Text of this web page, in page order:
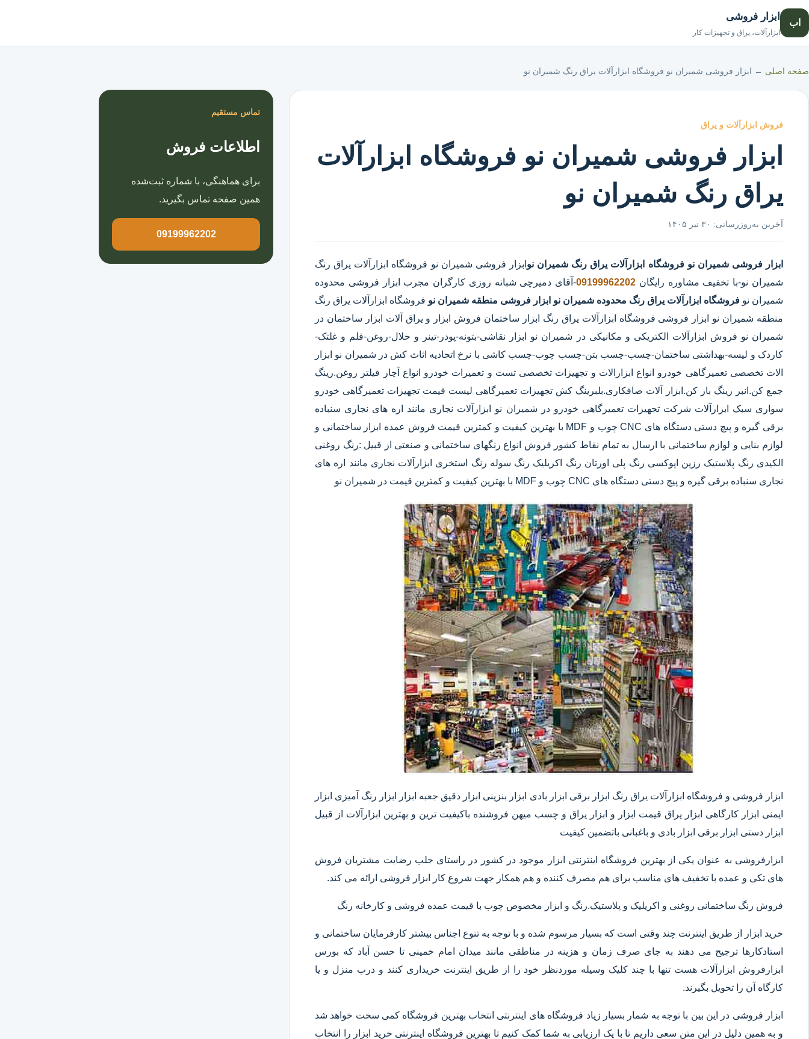
اب
ابزار فروشی
ابزارآلات، یراق و تجهیزات کار
صفحه اصلی ← ابزار فروشی شمیران نو فروشگاه ابزارآلات یراق رنگ شمیران نو
فروش ابزارآلات و یراق
ابزار فروشی شمیران نو فروشگاه ابزارآلات
یراق رنگ شمیران نو
آخرین به‌روزرسانی: ۳۰ تیر ۱۴۰۵
ابزار فروشی شمیران نو فروشگاه ابزارآلات یراق رنگ شمیران نو ابزار فروشی شمیران نو فروشگاه ابزارآلات یراق رنگ
شمیران نو-با تخفیف مشاوره رایگان 09199962202-آقای دمیرچی شبانه روزی کارگران مجرب ابزار فروشی محدوده
شمیران نو فروشگاه ابزارآلات یراق رنگ محدوده شمیران نو ابزار فروشی منطقه شمیران نو فروشگاه ابزارآلات یراق رنگ
منطقه شمیران نو ابزار فروشی فروشگاه ابزارآلات یراق رنگ ابزار ساختمان فروش ابزار و یراق آلات ابزار ساختمان در
شمیران نو فروش ابزارآلات الکتریکی و مکانیکی در شمیران نو ابزار نقاشی-بتونه-پودر-تینر و حلال-روغن-قلم و غلتک-
کاردک و لیسه-بهداشتی ساختمان-چسب-چسب بتن-چسب چوب-چسب کاشی با نرخ اتحادیه اثاث کش در شمیران نو ابزار
الات تخصصی تعمیرگاهی خودرو انواع ابزارالات و تجهیزات تخصصی تست و تعمیرات خودرو انواع آچار فیلتر روغن.رینگ
جمع کن.انبر رینگ باز کن.ابزار آلات صافکاری.بلبرینگ کش تجهیزات تعمیرگاهی لیست قیمت تجهیزات تعمیرگاهی خودرو
سواری سبک ابزارآلات شرکت تجهیزات تعمیرگاهی خودرو در شمیران نو ابزارآلات نجاری مانند اره های نجاری سنباده
برقی گیره و پیچ دستی دستگاه های CNC چوب و MDF با بهترین کیفیت و کمترین قیمت فروش عمده ابزار ساختمانی و
لوازم بنایی و لوازم ساختمانی با ارسال به تمام نقاط کشور فروش انواع رنگهای ساختمانی و صنعتی از قبیل :رنگ روغنی
الکیدی رنگ پلاستیک رزین اپوکسی رنگ پلی اورتان رنگ اکریلیک رنگ سوله رنگ استخری ابزارآلات نجاری مانند اره های
نجاری سنباده برقی گیره و پیچ دستی دستگاه های CNC چوب و MDF با بهترین کیفیت و کمترین قیمت در شمیران نو
ابزار فروشی و فروشگاه ابزارآلات یراق رنگ ابزار برقی ابزار بادی ابزار بنزینی ابزار دقیق​ جعبه ابزار ابزار رنگ آمیزی ابزار
ایمنی ابزار کارگاهی ابزار یراق قیمت ابزار و ابزار یراق و چسب میهن فروشنده باکیفیت ترین و بهترین ابزارآلات از قبیل
ابزار دستی ابزار برقی ابزار بادی و باغبانی باتضمین کیفیت
ابزارفروشی به عنوان یکی از بهترین فروشگاه اینترنتی ابزار موجود در کشور در راستای جلب رضایت مشتریان فروش
های تکی و عمده با تخفیف های مناسب برای هم مصرف کننده و هم همکار جهت شروع کار ابزار فروشی ارائه می کند.
فروش رنگ ساختمانی روغنی و اکریلیک و پلاستیک.رنگ و ابزار مخصوص چوب با قیمت عمده فروشی و کارخانه رنگ
خرید ابزار از طریق اینترنت چند وقتی است که بسیار مرسوم شده و با توجه به تنوع اجناس بیشتر کارفرمایان ساختمانی و
استادکارها ترجیح می دهند به جای صرف زمان و هزینه در مناطقی مانند میدان امام خمینی تا حسن آباد که بورس
ابزارفروش ابزارآلات هست تنها با چند کلیک وسیله موردنظر خود را از طریق اینترنت خریداری کنند و درب منزل و یا
کارگاه آن را تحویل بگیرند.
ابزار فروشی در این بین با توجه به شمار بسیار زیاد فروشگاه های اینترنتی انتخاب بهترین فروشگاه کمی سخت خواهد شد
و به همین دلیل در این متن سعی داریم تا با یک ارزیابی به شما کمک کنیم تا بهترین فروشگاه اینترنتی خرید ابزار را انتخاب
تماس مستقیم
اطلاعات فروش
برای هماهنگی، با شماره ثبت‌شده
همین صفحه تماس بگیرید.
09199962202